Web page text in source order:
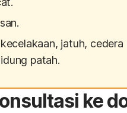
jatuh,
patah.
ke